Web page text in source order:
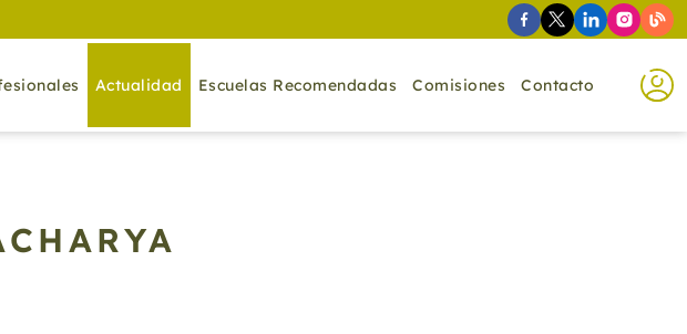
Actualidad Escuelas Recomendadas Comisiones Contacto